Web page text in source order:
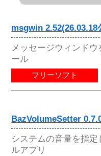
msgwin 2.52(26.03.18
メッセージウィンド
ール
フリーソフト
BazVolumeSetter
システムの音量を指
ルアプリ